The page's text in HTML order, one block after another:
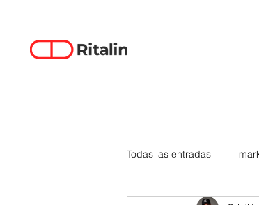
Todas las entradas